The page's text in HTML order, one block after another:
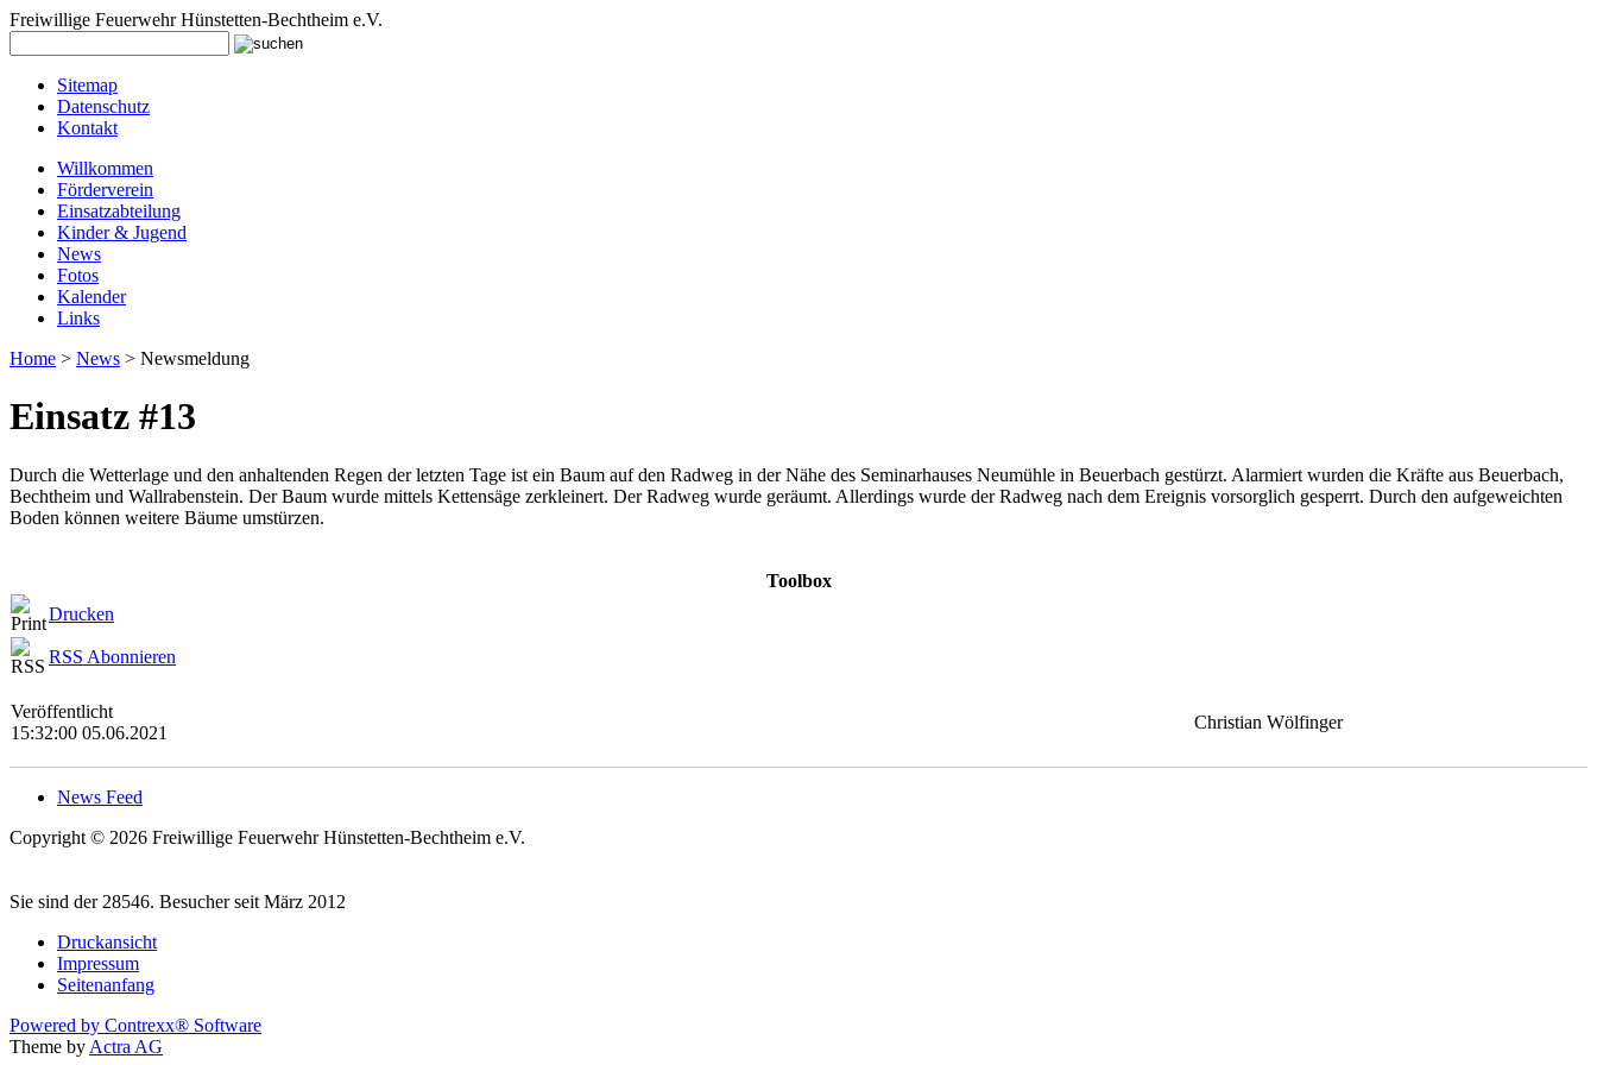
Freiwillige Feuerwehr Hünstetten-Bechtheim e.V.
Sitemap
Datenschutz
Kontakt
Willkommen
Förderverein
Einsatzabteilung
Kinder & Jugend
News
Fotos
Kalender
Links
Home > News > Newsmeldung
Einsatz #13
Durch die Wetterlage und den anhaltenden Regen der letzten Tage ist ein Baum auf den Radweg in der Nähe des Seminarhauses Neumühle in Beuerbach gestürzt. Alarmiert wurden die Kräfte aus Beuerbach,
Bechtheim und Wallrabenstein. Der Baum wurde mittels Kettensäge zerkleinert. Der Radweg wurde geräumt. Allerdings wurde der Radweg nach dem Ereignis vorsorglich gesperrt. Durch den aufgeweichten
Boden können weitere Bäume umstürzen.
Toolbox
Drucken
RSS Abonnieren
Veröffentlicht
15:32:00 05.06.2021
Christian Wölfinger
News Feed
Copyright © 2026 Freiwillige Feuerwehr Hünstetten-Bechtheim e.V.
Sie sind der 28546. Besucher seit März 2012
Druckansicht
Impressum
Seitenanfang
Powered by Contrexx® Software
Theme by Actra AG